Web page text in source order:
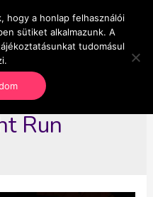
Main
Run
hogy a honlap felhasználói
sütiket alkalmazunk. A
tudomásul